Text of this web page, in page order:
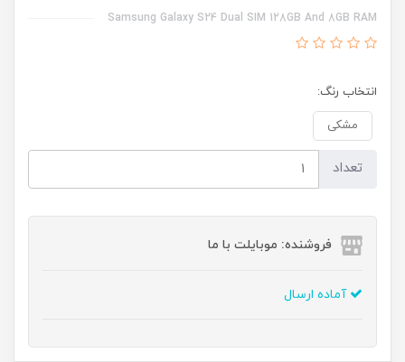
Samsung Galaxy S24 Dual SIM 128GB And 8GB RAM
انتخاب رنگ:
مشکی
تعداد
فروشنده: موبایلت با ما
آماده ارسال